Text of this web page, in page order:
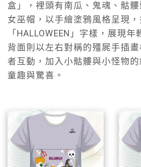
盒」，裡頭有南瓜、鬼魂、骷
女巫帽，以手繪塗鴉風格呈現，
「HALLOWEEN」字樣，展現
背面則以左右對稱的殭屍手插
者互動，加入小骷髏與小怪物
童趣與驚喜。